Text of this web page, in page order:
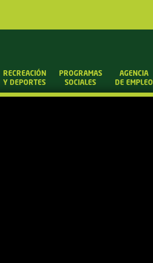
RECREACIÓN
Y DEPORTES
PROGRAMAS
SOCIALES
AGENCIA
DE EMPLEO